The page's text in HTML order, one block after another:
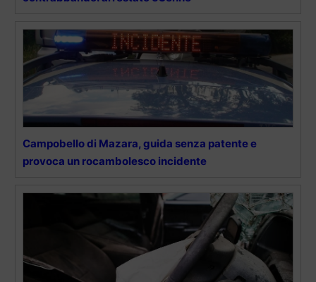
Campobello di Mazara, guida senza patente e
provoca un rocambolesco incidente